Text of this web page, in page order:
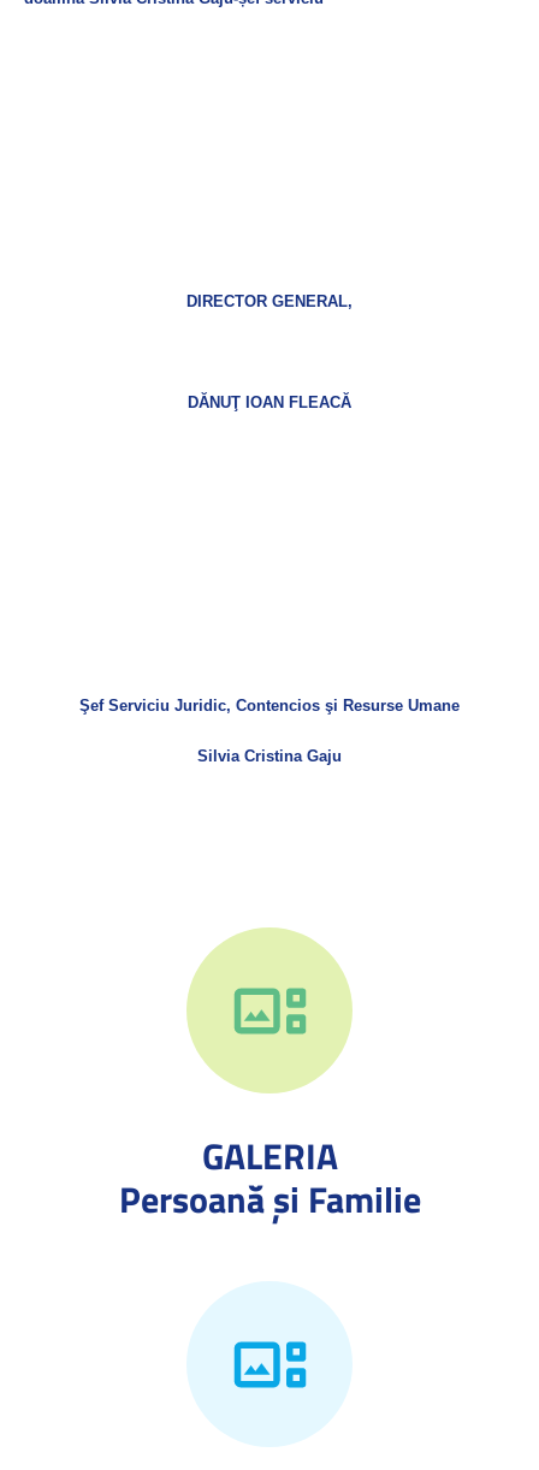
DIRECTOR GENERAL,
DĂNUŢ IOAN FLEACĂ
Şef Serviciu Juridic, Contencios şi Resurse Umane
Silvia Cristina Gaju
GALERIA
Persoană și Familie